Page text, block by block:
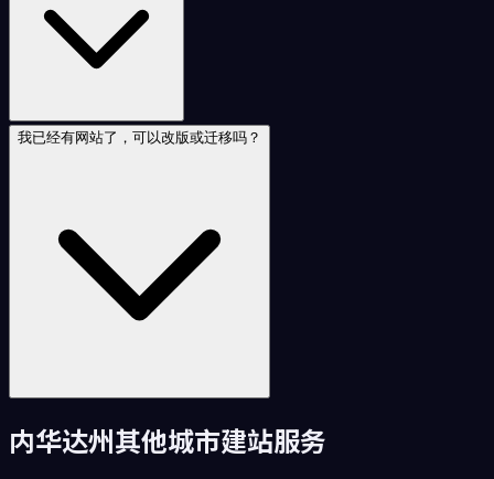
我已经有网站了，可以改版或迁移吗？
内华达州其他城市建站服务